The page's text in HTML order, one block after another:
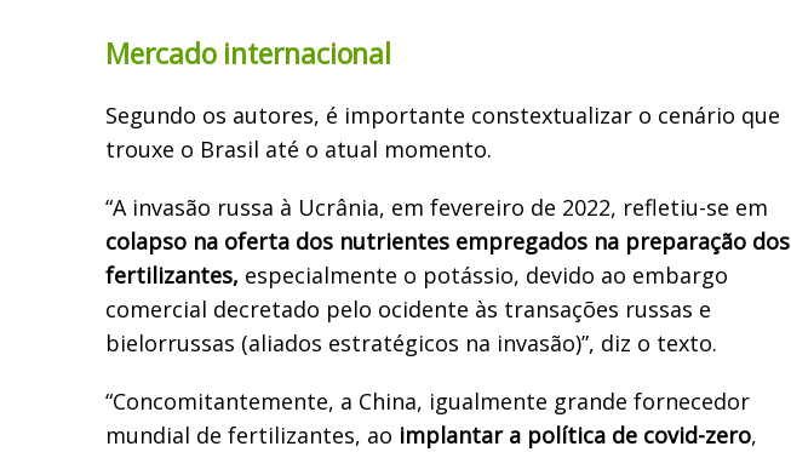
Mercado internacional
Segundo os autores, é importante constextualizar o cenário que
trouxe o Brasil até o atual momento.
“A invasão russa à Ucrânia, em fevereiro de 2022, refletiu-se em
colapso na oferta dos nutrientes empregados na preparação dos
fertilizantes, especialmente o potássio, devido ao embargo
comercial decretado pelo ocidente às transações russas e
bielorrussas (aliados estratégicos na invasão)”, diz o texto.
“Concomitantemente, a China, igualmente grande fornecedor
mundial de fertilizantes, ao implantar a política de covid-zero,